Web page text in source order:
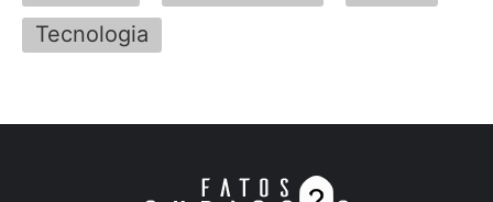
Tecnologia